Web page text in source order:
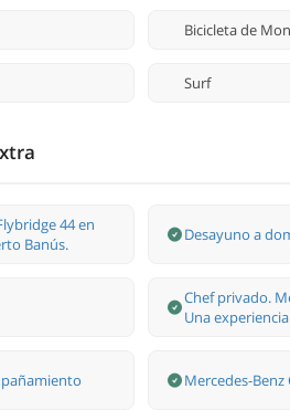
Bicicleta de
Surf
44 en
Banús.
Desayuno a
Chef privado.
Una
Mercedes-Benz